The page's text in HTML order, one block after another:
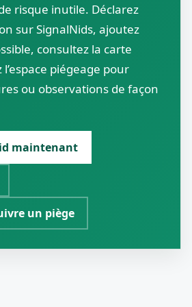
risque inutile. Déclarez
sur SignalNids, ajoutez
consultez la carte
piégeage pour
ou observations de façon
maintenant
un piège